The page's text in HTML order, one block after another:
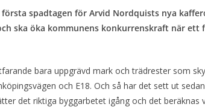
första spadtagen för Arvid Nordquists nya
ska öka kommunens konkurrenskraft när ett
bara uppgrävd mark och trädrester som
och E18. Och så har det sett ut
det riktiga byggarbetet igång och det beräknas